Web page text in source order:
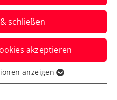
schließen
akzeptieren
grundlegende
anzeigen